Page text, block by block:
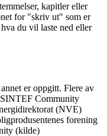
kapitler eller
for "skriv ut" som er
du vil laste ned eller
er oppgitt. Flere av
SINTEF Community
(NVE)
forening
(kilde)